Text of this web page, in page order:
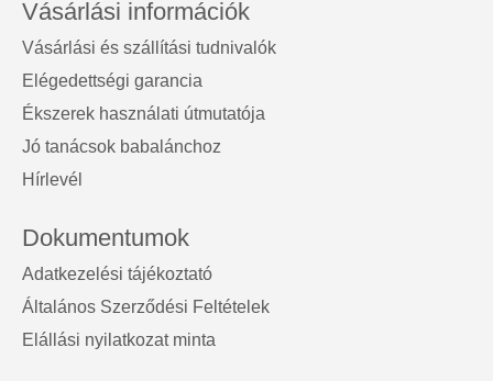
Vásárlási információk
Vásárlási és szállítási tudnivalók
Elégedettségi garancia
Ékszerek használati útmutatója
Jó tanácsok babalánchoz
Hírlevél
Dokumentumok
Adatkezelési tájékoztató
Általános Szerződési Feltételek
Elállási nyilatkozat minta